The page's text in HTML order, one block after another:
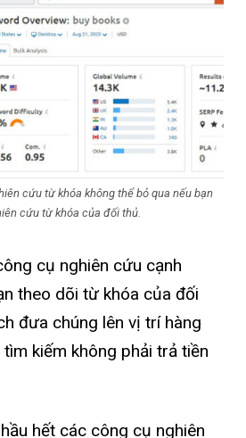
cứu từ khóa không thể bỏ qua nếu bạn
cứu từ khóa của đối thủ.
cụ nghiên cứu cạnh
theo dõi từ khóa của đối
đưa chúng lên vị trí hàng
kiếm không phải trả tiền
hết các công cụ nghiên